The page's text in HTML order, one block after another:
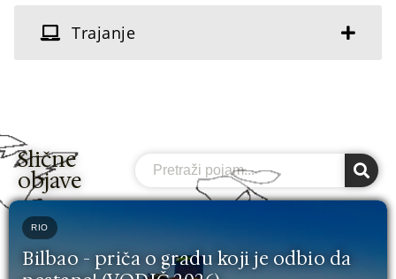
Trajanje
Slične
objave
Search
RIO
Bilbao - priča o gradu koji je odbio da